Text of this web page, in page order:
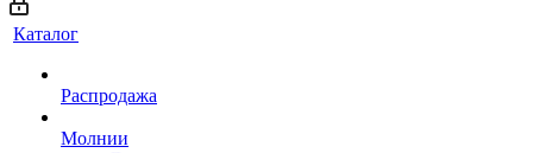
Каталог
Распродажа
Молнии